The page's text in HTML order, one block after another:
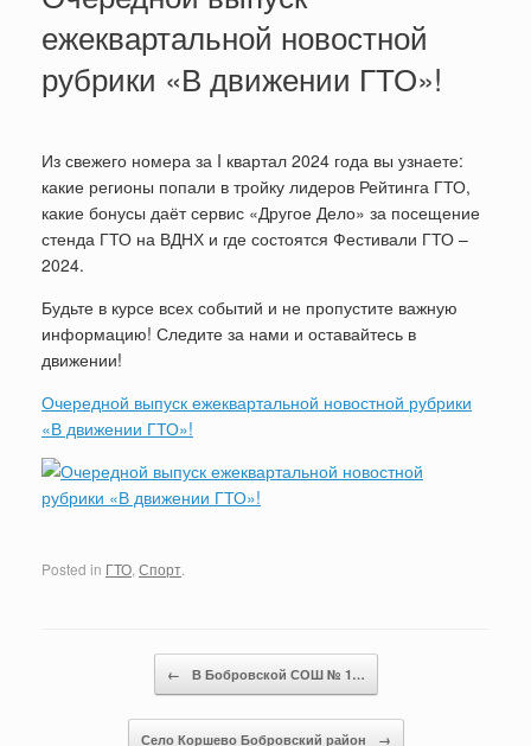
ежеквартальной новостной
рубрики «В движении ГТО»!
Из свежего номера за I квартал 2024 года вы узнаете:
какие регионы попали в тройку лидеров Рейтинга ГТО,
какие бонусы даёт сервис «Другое Дело» за посещение
стенда ГТО на ВДНХ и где состоятся Фестивали ГТО –
2024.
Будьте в курсе всех событий и не пропустите важную
информацию! Следите за нами и оставайтесь в
движении!
Очередной выпуск ежеквартальной новостной рубрики
«В движении ГТО»!
Posted in ГТО Спорт
← В Бобровской СОШ № 1…
Село Коршево Бобровский район →